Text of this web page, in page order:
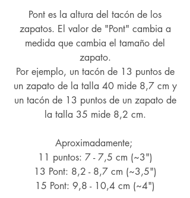
Pont es la altura del tacón de los
zapatos. El valor de "Pont" cambia a
medida que cambia el tamaño del
zapato.
Por ejemplo, un tacón de 13 puntos de
un zapato de la talla 40 mide 8,7 cm y
un tacón de 13 puntos de un zapato de
la talla 35 mide 8,2 cm.
Aproximadamente;
11 puntos: 7 - 7,5 cm (~3")
13 Pont: 8,2 - 8,7 cm (~3,5")
15 Pont: 9,8 - 10,4 cm (~4")